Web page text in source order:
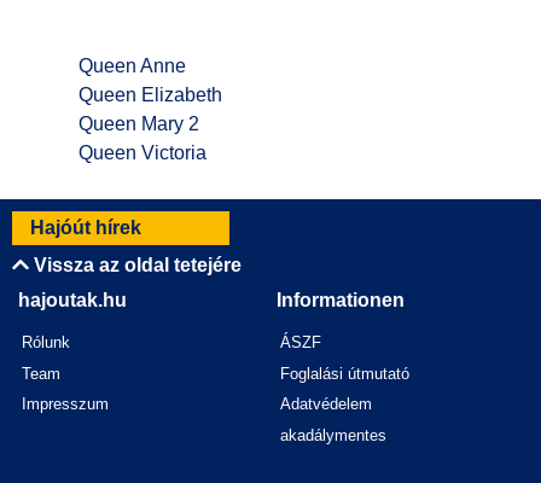
Queen Anne
Queen Elizabeth
Queen Mary 2
Queen Victoria
Hajóút hírek
Vissza az oldal tetejére
hajoutak.hu
Rólunk
Team
Impresszum
Informationen
ÁSZF
Foglalási útmutató
Adatvédelem
akadálymentes